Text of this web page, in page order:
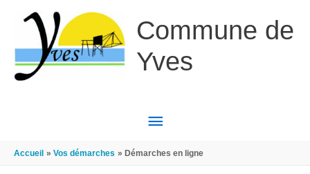
Commune de
Yves
MENU
PRINCIPAL
Accueil Vos démarches Démarches en ligne